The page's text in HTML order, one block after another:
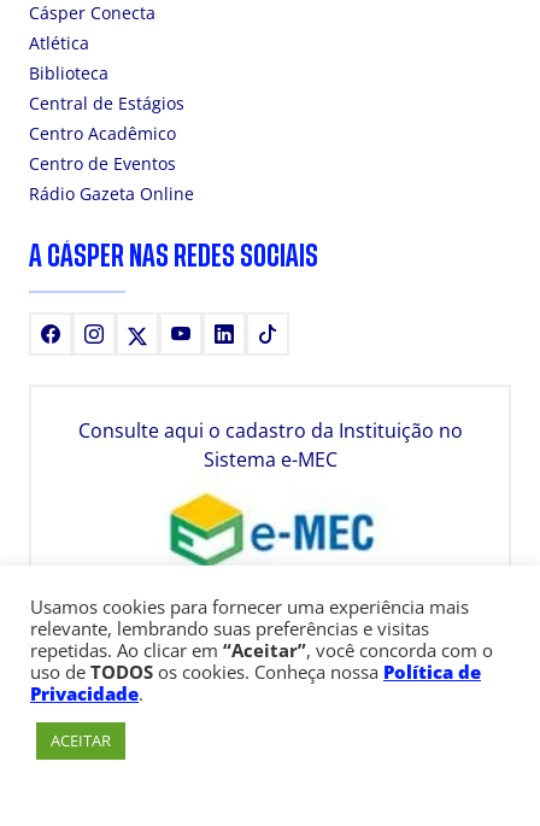
Cásper Conecta
Atlética
Biblioteca
Central de Estágios
Centro Acadêmico
Centro de Eventos
Rádio Gazeta Online
A CÁSPER NAS REDES SOCIAIS
FacebookInstagram YoutubeLinkedIn
Consulte aqui o cadastro da Instituição no
Sistema e-MEC
Usamos cookies para fornecer uma experiência mais
relevante, lembrando suas preferências e visitas
repetidas. Ao clicar em “Aceitar”, você concorda com o
uso de TODOS os cookies. Conheça nossa Política de
Privacidade.
ACEITAR